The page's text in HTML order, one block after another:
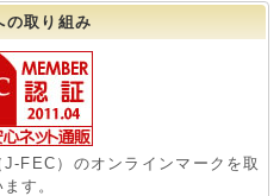
の取り組み
FEC）のオンラインマークを取
す。